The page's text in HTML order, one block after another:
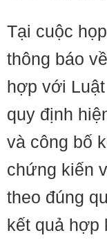
Tại cuộc
thông báo
hợp với
quy định
và công bố
chứng kiến
theo đúng
kết quả hợp